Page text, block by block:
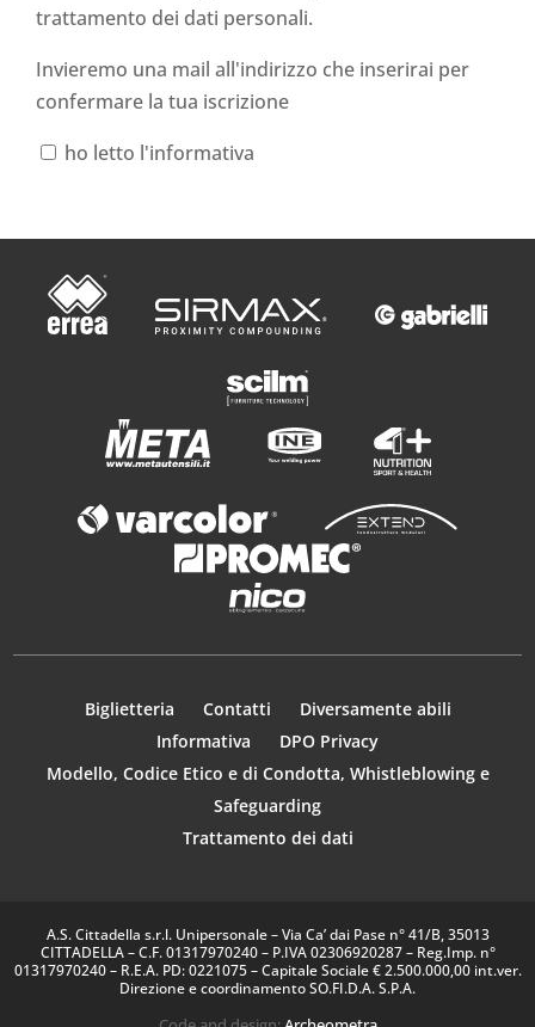
trattamento dei dati personali.
Invieremo una mail all'indirizzo che inserirai per
confermare la tua iscrizione
ho letto l'informativa
Biglietteria Contatti
Diversamente abili
Informativa
DPO Privacy
Modello, Codice Etico e di Condotta, Whistleblowing e
Safeguarding
Trattamento dei dati
A.S. Cittadella s.r.l. Unipersonale – Via Ca’ dai Pase n° 41/B, 35013
CITTADELLA – C.F. 01317970240 – P.IVA 02306920287 – Reg.Imp. n°
01317970240 – R.E.A. PD: 0221075 – Capitale Sociale € 2.500.000,00 int.ver.
Direzione e coordinamento SO.FI.D.A. S.P.A.